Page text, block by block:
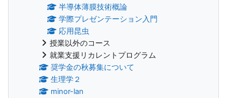
半導体薄膜技術概論
学際プレゼンテーション入門
応用昆虫
授業以外のコース
就業支援リカレントプログラム
奨学金の秋募集について
生理学２
minor-lan